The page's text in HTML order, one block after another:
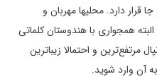
راه دارد. مهم‌ترین قله‌های هیمالیا در آن جا قرار دارد. محلی‎ها مهربان و
همجواری با هندوستان کلماتی
مرتفع‌ترین و احتمالا زیباترین
آن وارد شوید.